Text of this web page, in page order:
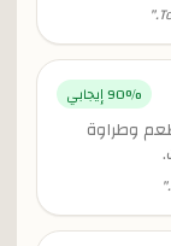
"
90% إيجابي
وطراوة
"